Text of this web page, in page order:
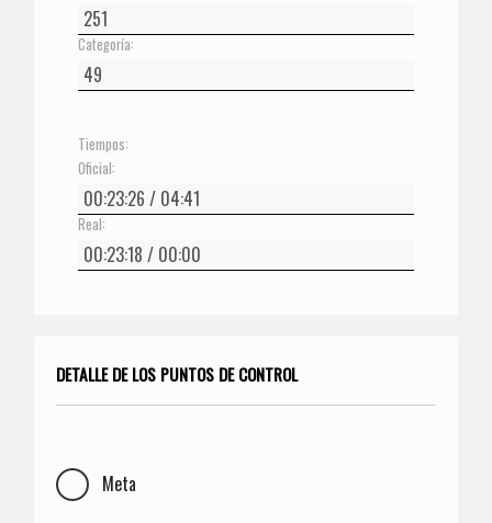
Categoría:
Tiempos:
Oficial:
Real:
DETALLE DE LOS PUNTOS DE CONTROL
Meta